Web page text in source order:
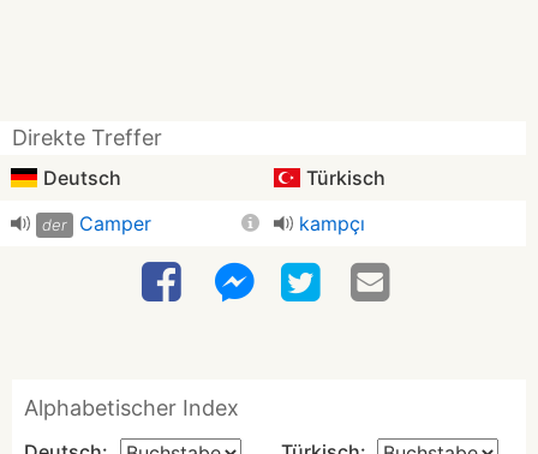
Direkte Treffer
Deutsch Türkisch
der Camper kampçı
Alphabetischer Index